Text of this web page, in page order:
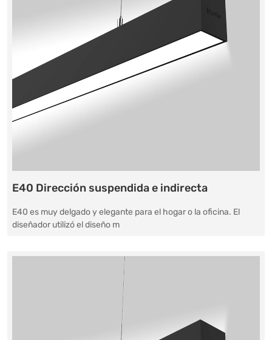
E40 Dirección suspendida e indirecta
E40 es muy delgado y elegante para el hogar o la oficina. El
diseñador utilizó el diseño m